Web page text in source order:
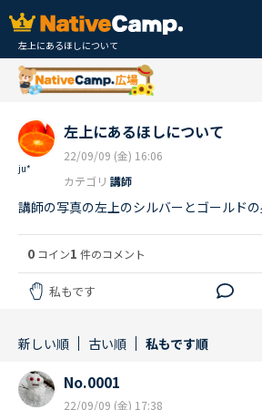
左上にあるほしについて
ju*
左上にあるほしについて
22/09/09 (金) 16:06
カテゴリ 講師
講師の写真の左上のシルバーとゴールド
0 コイン1 件のコメント
私もです
新しい順 古い順 私もです順
No.0001
22/09/09 (金) 17:38